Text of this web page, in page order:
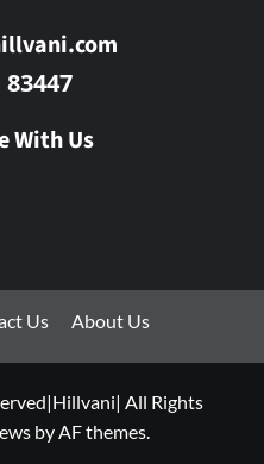
With Us
Us About Us
All Rights
by AF themes.